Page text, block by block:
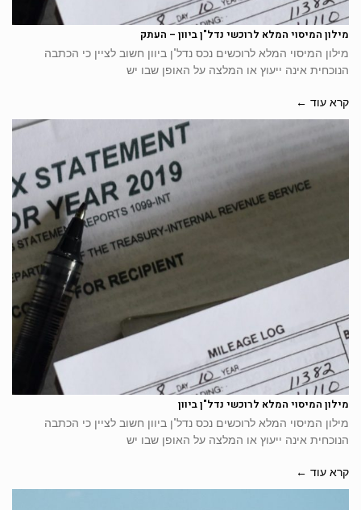
מילון המיסוי המלא לרוכשי נדל"ן ביוון – העתק
מילון המיסוי המלא לרוכשים נכס נדל"ן ביוון חשוב לציין כי הכתבה
הנוכחית אינה ייעוץ או המלצה על האופן שבו יש
קרא עוד ←
מילון המיסוי המלא לרוכשי נדל"ן ביוון
מילון המיסוי המלא לרוכשים נכס נדל"ן ביוון חשוב לציין כי הכתבה
הנוכחית אינה ייעוץ או המלצה על האופן שבו יש
קרא עוד ←